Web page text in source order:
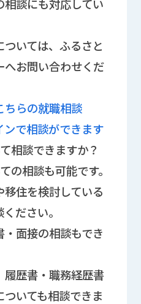
談にも対応してい
いては、ふるさと
お問い合わせくだ
ちらの就職相談
ンで相談ができます
相談できますか？
の相談も可能です。
住を検討している
ださい。
面接の相談もでき
履歴書・職務経歴書
いても相談できま